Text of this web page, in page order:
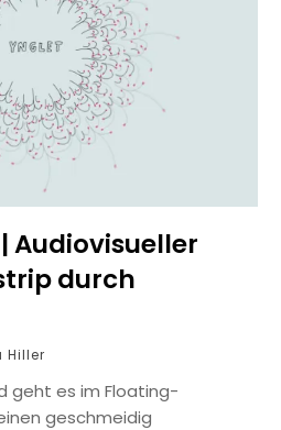
Audiovisueller
durch
Hiller
geht es im Floating-
geschmeidig